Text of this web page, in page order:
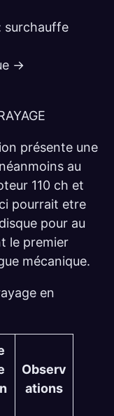
surchauffe
→
présente une
au
110 ch et
pourrait etre
pour au
le premier
mécanique.
en
Observ
ations